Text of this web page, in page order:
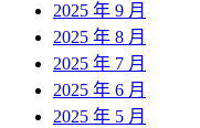
2025 年 9 月
2025 年 8 月
2025 年 7 月
2025 年 6 月
2025 年 5 月